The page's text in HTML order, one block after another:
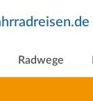
Radwege